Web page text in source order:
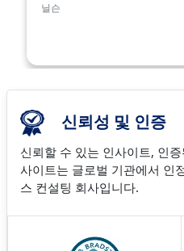
닐슨
신뢰성 및 인증
신뢰할 수 있는 인사이트, 인
사이트는 글로벌 기관에서 인
스 컨설팅 회사입니다.